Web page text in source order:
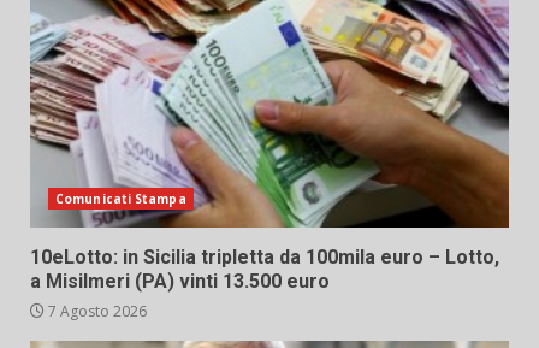
Comunicati Stampa
10eLotto: in Sicilia tripletta da 100mila euro – Lotto,
a Misilmeri (PA) vinti 13.500 euro
7 Agosto 2026